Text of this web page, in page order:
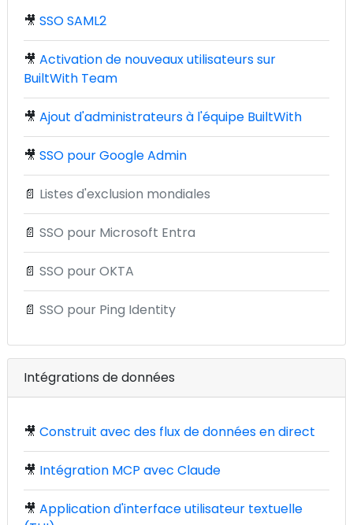
🎥 SSO SAML2
🎥 Activation de nouveaux utilisateurs sur
BuiltWith Team
🎥 Ajout d'administrateurs à l'équipe BuiltWith
🎥 SSO pour Google Admin
📄 Listes d'exclusion mondiales
📄 SSO pour Microsoft Entra
📄 SSO pour OKTA
📄 SSO pour Ping Identity
Intégrations de données
🎥 Construit avec des flux de données en direct
🎥 Intégration MCP avec Claude
🎥 Application d'interface utilisateur textuelle